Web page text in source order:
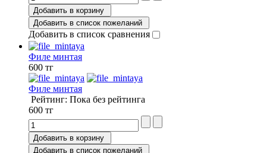
Добавить в корзину
Добавить в список пожеланий
Добавить в список сравнения
Филе минтая
600 тг
Филе минтая
Рейтинг: Пока без рейтинга
600 тг
Добавить в корзину
Добавить в список пожеланий